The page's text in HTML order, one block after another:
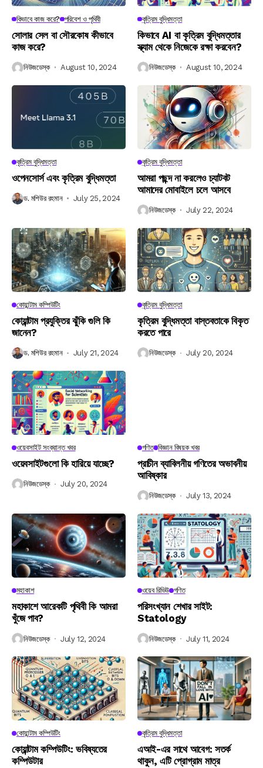
কিভাবে কাজ করে? পরিবেশ ও পৃথিবী
সোলার সেল বা সৌরকোষ কীভাবে
কাজ করে?
নিউজডেস্ক August 10, 2024
কৃত্রিম বুদ্ধিমত্তা
কিভাবে AI বা কৃত্রিম বুদ্ধিমত্তার
স্ক্যাম থেকে নিজেকে রক্ষা করবেন?
নিউজডেস্ক August 10, 2024
কৃত্রিম বুদ্ধিমত্তা
ওপেনসোর্স এবং কৃত্রিম বুদ্ধিমত্তা
ড. মশিউর রহমান July 25, 2024
কৃত্রিম বুদ্ধিমত্তা
আমরা পছন্দ না করলেও চ্যাটবট
আমাদের মোবাইলে চলে আসবে
নিউজডেস্ক July 22, 2024
কোয়ান্টাম কম্পিউটিং
কোয়ান্টাম প্রযুক্তির ঝুঁকি গুলি কি
জানেন?
ড. মশিউর রহমান July 21, 2024
কৃত্রিম বুদ্ধিমত্তা
কৃত্রিম বুদ্ধিমত্তা বাস্তবতাকে বিকৃত
করতে পারে
নিউজডেস্ক July 20, 2024
ওয়েবসাইট সংক্রান্ত খবর
ওয়েবসাইটগুলো কি হারিয়ে যাচ্ছে?
নিউজডেস্ক July 20, 2024
গণিত বিজ্ঞান বিষয়ক খবর
প্রাচীন ব্যাবিলনীয় গণিতের অভাবনীয়
আবিষ্কার
নিউজডেস্ক July 13, 2024
মহাকাশ
মহাকাশে আরেকটি পৃথিবী কি আমরা
খুঁজে পাব?
নিউজডেস্ক July 12, 2024
ওয়েব রিভিউ গণিত
পরিসংখ্যান শেখার সাইট:
Statology
নিউজডেস্ক July 11, 2024
কোয়ান্টাম কম্পিউটিং
কোয়ান্টাম কম্পিউটিং: ভবিষ্যতের
কম্পিউটার
কৃত্রিম বুদ্ধিমত্তা
এআই-এর সাথে আবেগ: সতর্ক
থাকুন, এটি প্রোগ্রাম মাত্র